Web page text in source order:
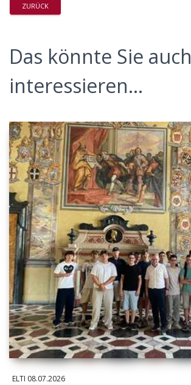
ZURÜCK
Das könnte Sie auch
interessieren...
ELTI 08.07.2026